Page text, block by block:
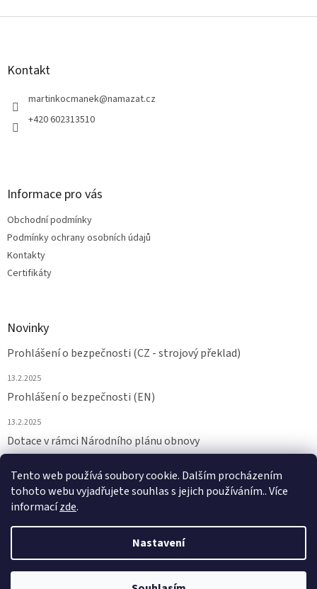
Tento web používá soubory cookie. Dalším procházením
tohoto webu vyjadřujete souhlas s jejich používáním.. Více
informacízde.
Nastavení
Z
Kontakt
martinkocmanek@namazat.cz
+420 602313510
Informace pro vás
Obchodní podmínky
Podmínky ochrany osobních údajů
Kontakty
Certifikáty
Novinky
Prohlášení o bezpečnosti (CZ - strojový překlad)
13.2.2025
Prohlášení o bezpečnosti (EN)
13.2.2025
Dotace v rámci Národního plánu obnovy
ARCHIV
Vytvořil Shoptet